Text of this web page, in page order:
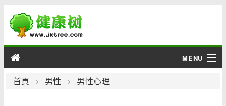
MENU
男性
首頁 男性 男性心理